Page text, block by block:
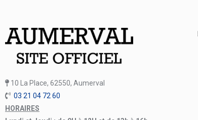
10 La Place, 62550, Aumerval
03 21 04 72 60
HORAIRES